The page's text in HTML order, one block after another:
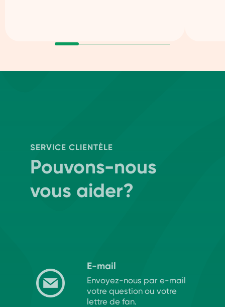
SERVICE CLIENTÈLE
Pouvons-nous
vous aider?
E-mail
Envoyez-nous par e-mail
votre question ou votre
lettre de fan.